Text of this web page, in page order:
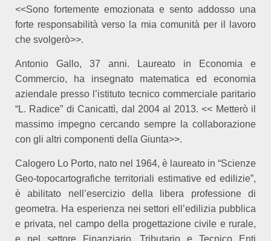
<<Sono fortemente emozionata e sento addosso una
forte responsabilità verso la mia comunità per il lavoro
che svolgerò>>.
Antonio Gallo, 37 anni. Laureato in Economia e
Commercio, ha insegnato matematica ed economia
aziendale presso l’istituto tecnico commerciale paritario
“L. Radice” di Canicattì, dal 2004 al 2013. << Metterò il
massimo impegno cercando sempre la collaborazione
con gli altri componenti della Giunta>>.
Calogero Lo Porto, nato nel 1964, è laureato in “Scienze
Geo-topocartografiche territoriali estimative ed edilizie”,
è abilitato nell’esercizio della libera professione di
geometra. Ha esperienza nei settori ell’edilizia pubblica
e privata, nel campo della progettazione civile e rurale,
e nel settore Finanziario, Tributario e Tecnico Enti